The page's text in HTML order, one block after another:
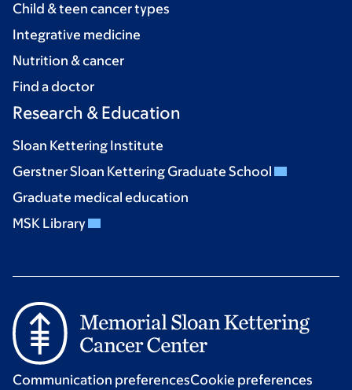
Child & teen cancer types
Integrative medicine
Nutrition & cancer
Find a doctor
Research & Education
Sloan Kettering Institute
Gerstner Sloan Kettering Graduate School
Graduate medical education
MSK Library
Communication preferencesCookie preferences